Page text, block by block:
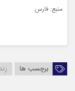
منبع: فارس
برچسب ها